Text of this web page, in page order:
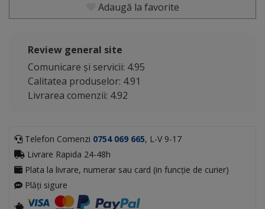
Adaugă la favorite
Review general site
Comunicare și servicii: 4.95
Calitatea produselor: 4.91
Livrarea comenzii: 4.92
Telefon Comenzi 0754 069 665, L-V 9-17
Livrare Rapida 24-48h
Plata la livrare, numerar sau card (in funcție de curier)
Plăți sigure